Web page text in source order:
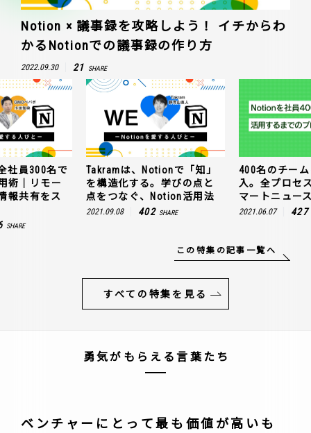
Notion × 議事録を攻略しよう！ イチからわ
かるNotionでの議事録の作り方
2022.09.30 21 SHARE
社員300名で
術｜リモー
報共有をス
SHARE
Takramは、Notionで「知」
を構造化する。学びの点と
点をつなぐ、Notion活用法
2021.09.08 402 SHARE
400名のチー
入。全プロセ
マートニュー
2021.06.07 427
この特集の記事一覧へ
すべての特集を見る
勇気がもらえる言葉たち
ベンチャーにとって最も価値が高いも